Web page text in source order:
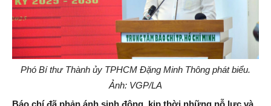
Phó Bí thư Thành ủy TPHCM Đặng Minh Thông phát biểu.
Ảnh: VGP/LA